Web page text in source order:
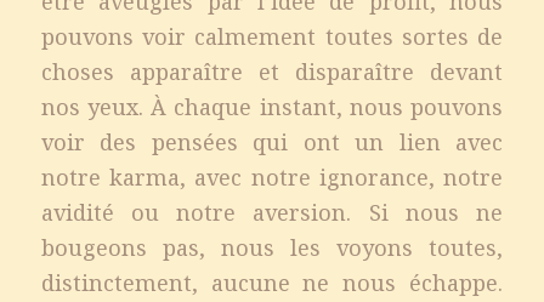
pouvons voir calmement toutes sortes de
choses apparaître et disparaître devant
nos yeux. À chaque instant, nous pouvons
voir des pensées qui ont un lien avec
notre karma, avec notre ignorance, notre
avidité ou notre aversion. Si nous ne
bougeons pas, nous les voyons toutes,
distinctement, aucune ne nous échappe.